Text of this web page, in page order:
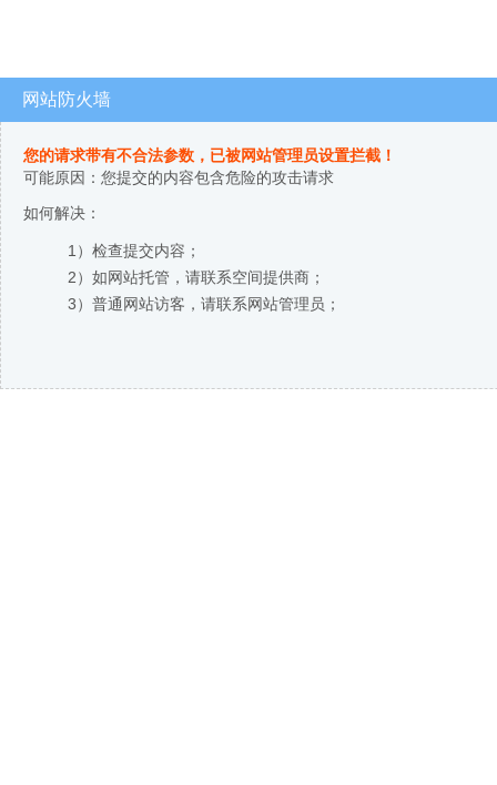
网站防火墙
您的请求带有不合法参数，已被网站管理员设置拦截！
可能原因：您提交的内容包含危险的攻击请求
如何解决：
1）检查提交内容；
2）如网站托管，请联系空间提供商；
3）普通网站访客，请联系网站管理员；